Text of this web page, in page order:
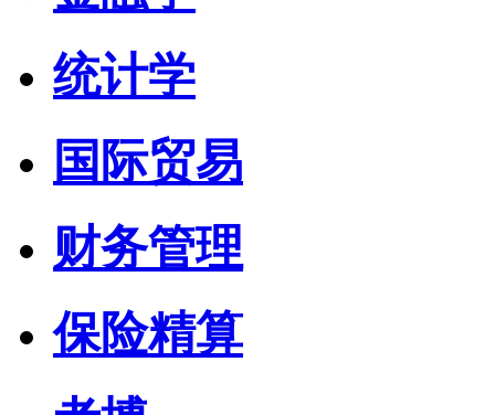
统计学
国际贸易
财务管理
保险精算